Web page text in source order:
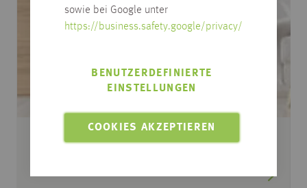
sowie bei Google unter
https://business.safety.google/privacy/
COOKIES AKZEPTIEREN
BENUTZERDEFINIERTE
EINSTELLUNGEN
TÜREN & TÜRBESCHLÄGE